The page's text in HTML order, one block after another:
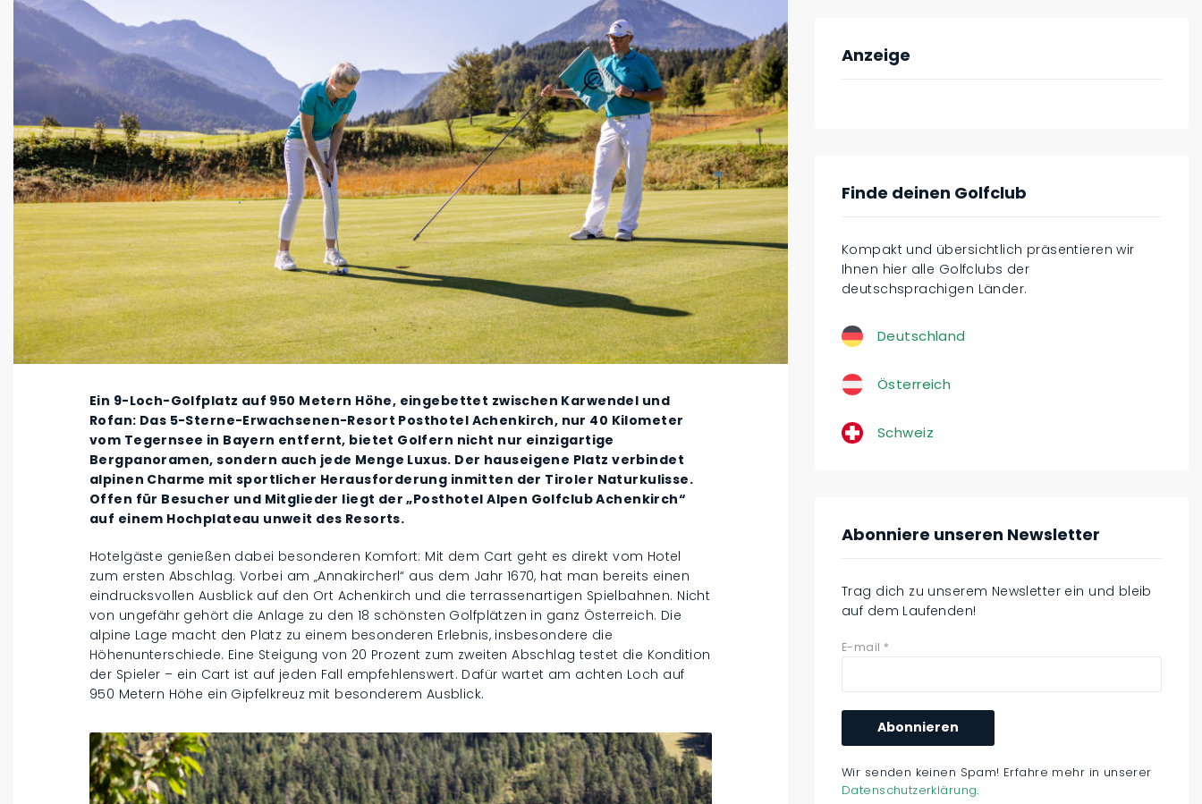
Ein 9-Loch-Golfplatz auf 950 Metern Höhe, eingebettet zwischen Karwendel und
Rofan: Das 5-Sterne-Erwachsenen-Resort Posthotel Achenkirch, nur 40 Kilometer
vom Tegernsee in Bayern entfernt, bietet Golfern nicht nur einzigartige
Bergpanoramen, sondern auch jede Menge Luxus. Der hauseigene Platz verbindet
alpinen Charme mit sportlicher Herausforderung inmitten der Tiroler Naturkulisse.
Offen für Besucher und Mitglieder liegt der „Posthotel Alpen Golfclub Achenkirch“
auf einem Hochplateau unweit des Resorts.
Hotelgäste genießen dabei besonderen Komfort: Mit dem Cart geht es direkt vom Hotel
zum ersten Abschlag. Vorbei am „Annakircherl“ aus dem Jahr 1670, hat man bereits einen
eindrucksvollen Ausblick auf den Ort Achenkirch und die terrassenartigen Spielbahnen. Nicht
von ungefähr gehört die Anlage zu den 18 schönsten Golfplätzen in ganz Österreich. Die
alpine Lage macht den Platz zu einem besonderen Erlebnis, insbesondere die
Höhenunterschiede. Eine Steigung von 20 Prozent zum zweiten Abschlag testet die Kondition
der Spieler – ein Cart ist auf jeden Fall empfehlenswert. Dafür wartet am achten Loch auf
950 Metern Höhe ein Gipfelkreuz mit besonderem Ausblick.
Anzeige
Finde deinen Golfclub
Kompakt und übersichtlich präsentieren wir
Ihnen hier alle Golfclubs der
deutschsprachigen Länder.
Deutschland
Österreich
Schweiz
Abonniere unseren Newsletter
Trag dich zu unserem Newsletter ein und bleib
auf dem Laufenden!
E-mail *
Wir senden keinen Spam! Erfahre mehr in unserer
Datenschutzerklärung.